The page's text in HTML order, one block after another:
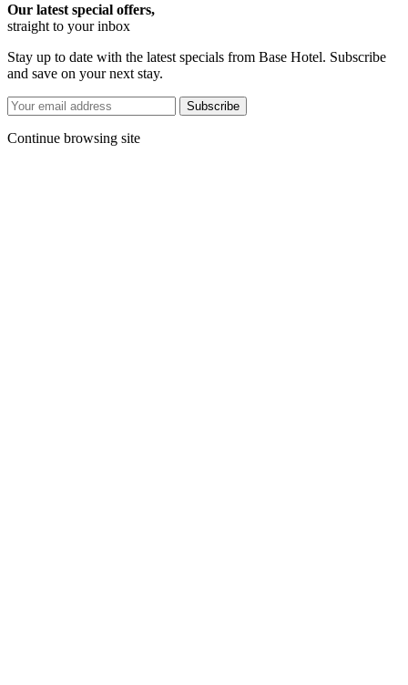
Our latest special offers,
straight to your inbox
Stay up to date with the latest specials from Base Hotel. Subscribe
and save on your next stay.
Subscribe
Continue browsing site